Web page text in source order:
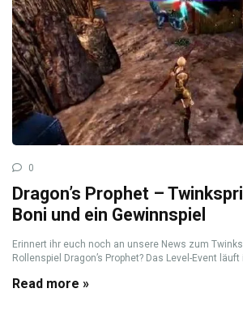
0
Dragon’s Prophet –
Boni und ein Gewinnspiel
Erinnert ihr euch noch an unsere News zum
Rollenspiel Dragon’s Prophet? Das Level-Event
Read more »